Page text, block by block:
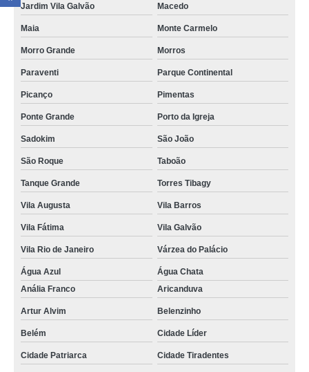
Jardim Vila Galvão Macedo
Maia Monte Carmelo
Morro Grande Morros
Paraventi Parque Continental
Picanço Pimentas
Ponte Grande Porto da Igreja
Sadokim São João
São Roque Taboão
Tanque Grande Torres Tibagy
Vila Augusta Vila Barros
Vila Fátima Vila Galvão
Vila Rio de Janeiro Várzea do Palácio
Água Azul
Água Chata
Anália Franco
Aricanduva
Artur Alvim Belenzinho
Belém Cidade Líder
Cidade Patriarca Cidade Tiradentes